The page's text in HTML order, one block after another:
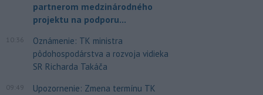
partnerom medzinárodného
projektu na podporu...
10:36
Oznámenie: TK ministra
pôdohospodárstva a rozvoja vidieka
SR Richarda Takáča
09:49
Upozornenie: Zmena termínu TK